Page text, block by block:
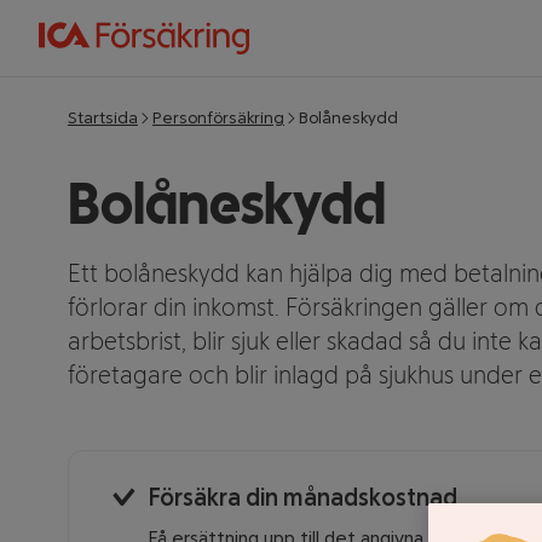
Startsida Personförsäkring Bolåneskydd
Bolåneskydd
Ett bolåneskydd kan hjälpa dig med
förlorar din inkomst. Försäkringen gäller om
arbetsbrist, blir sjuk eller skadad så du inte
företagare och blir inlagd på sjukhus under
Försäkra din månadskostnad